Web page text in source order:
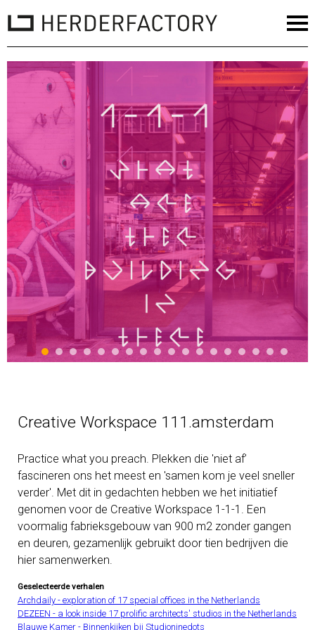
Creative Workspace 111.amsterdam
Practice what you preach. Plekken die 'niet af’
fascineren ons het meest en 'samen kom je veel sneller
verder'. Met dit in gedachten hebben we het initiatief
genomen voor de Creative Workspace 1-1-1. Een
voormalig fabrieksgebouw van 900 m2 zonder gangen
en deuren, gezamenlijk gebruikt door tien bedrijven die
hier samenwerken.
Geselecteerde verhalen
Archdaily - exploration of 17 special offices in the Netherlands
DEZEEN - a look inside 17 prolific architects' studios in the Netherlands
Blauwe Kamer - Binnenkijken bij Studioninedots